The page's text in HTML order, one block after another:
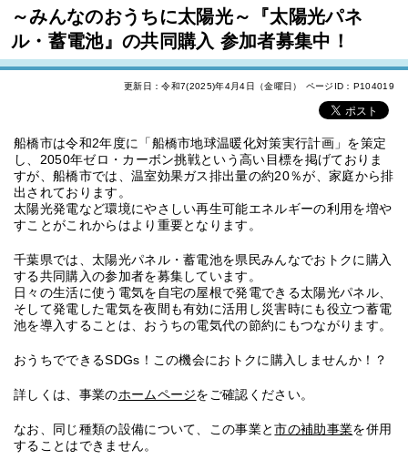
～みんなのおうちに太陽光～『太陽光パネ
ル・蓄電池』の共同購入 参加者募集中！
更新日：令和7(2025)年4月4日（金曜日） ページID：P104019
船橋市は令和2年度に「船橋市地球温暖化対策実行計画」を策定
し、2050年ゼロ・カーボン挑戦という高い目標を掲げておりま
すが、船橋市では、温室効果ガス排出量の約20％が、家庭から排
出されております。
太陽光発電など環境にやさしい再生可能エネルギーの利用を増や
すことがこれからはより重要となります。
千葉県では、太陽光パネル・蓄電池を県民みんなでおトクに購入
する共同購入の参加者を募集しています。
日々の生活に使う電気を自宅の屋根で発電できる太陽光パネル、
そして発電した電気を夜間も有効に活用し災害時にも役立つ蓄電
池を導入することは、おうちの電気代の節約にもつながります。
おうちでできるSDGs！この機会におトクに購入しませんか！？
詳しくは、事業のホームページをご確認ください。
なお、同じ種類の設備について、この事業と市の補助事業を併用
することはできません。